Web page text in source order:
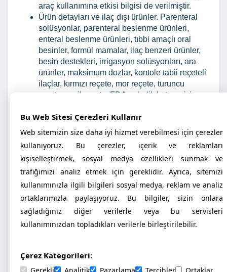
araç kullanımına etkisi bilgisi de verilmiştir.
Ürün detayları ve ilaç dışı ürünler. Parenteral
solüsyonlar, parenteral beslenme ürünleri,
enteral beslenme ürünleri, tıbbi amaçlı oral
besinler, formül mamalar, ilaç benzeri ürünler,
besin destekleri, irrigasyon solüsyonları, ara
ürünler, maksimum dozlar, kontole tabii reçeteli
ilaçlar, kırmızı reçete, mor reçete, turuncu
reçete, yeşil reçete, FDA gebelik kategorisi,
şeması, idrarın rengini değiştiren ilaçlar,
dışkının rengini değiştiren ilaçlar, rutin
laboratuvar testleri, referans aralıklar, idrarda
normal bulgular
İlaç üreticilerinin veya ithalatçılarının adres
bilgişeri ve ürettikleri/pazarladıkları preparatlar
QR Kodu. Tüm ürünlere özel tanımlanmış “QR
Kod” ile yıl içinde değişiklik gösterebilen
gibi) mobil cihazlardan ulaşım sağlanmakta.
Bunun için akıılı telefona yüklenmiş QR kod
scanner”,”qr code reader” gibi anahtar
Bu Web Sitesi Çerezleri Kullanır
Web sitemizin size daha iyi hizmet verebilmesi için çerezler
kullanıyoruz. Bu çerezler, içerik ve reklamları
kişiselleştirmek, sosyal medya özellikleri sunmak ve
trafiğimizi analiz etmek için gereklidir. Ayrıca, sitemizi
kullanımınızla ilgili bilgileri sosyal medya, reklam ve analiz
ortaklarımızla paylaşıyoruz. Bu bilgiler, sizin onlara
sağladığınız diğer verilerle veya bu servisleri
kullanımınızdan topladıkları verilerle birleştirilebilir.
Çerez Kategorileri: